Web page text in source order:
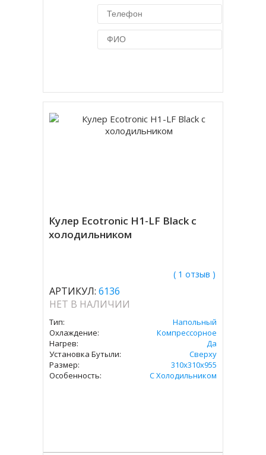
Кулер Ecotronic H1-LF Black c
холодильником
( 1 отзыв )
АРТИКУЛ: 6136
НЕТ В НАЛИЧИИ
Тип:
Напольный
Охлаждение:
Компрессорное
Нагрев:
Да
Установка Бутыли:
Сверху
Размер:
310x310х955
Особенность:
С Холодильником